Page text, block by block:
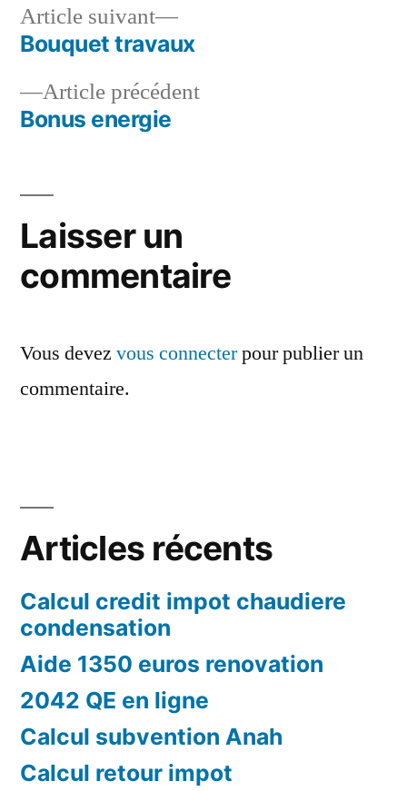
Navigation
deArticle précédentArticle
Bonus energie
Article suivant
Article
suivant :
Bouquet travaux
Laisser un
commentaire
Vous devez vous connecterpour publier un
commentaire.
Articles récents
Calcul credit impot chaudiere
condensation
Aide 1350 euros renovation
2042 QE en ligne
Calcul subvention Anah
Calcul retour impot